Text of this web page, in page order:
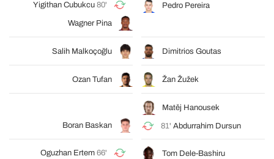
Yigithan Cubukcu 80'
Wagner Pina
Pedro Pereira
Salih Malkoçoğlu Dimitrios Goutas
Ozan Tufan Žan Žužek
Boran Baskan
Matěj Hanousek
81' Abdurrahim Dursun
Oguzhan Ertem 66' Tom Dele-Bashiru